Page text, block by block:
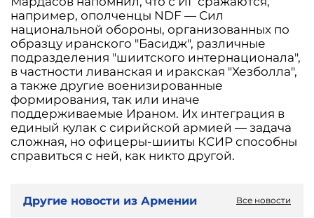
например, ополченцы NDF — Сил
национальной обороны, организованных по
образцу иранского "Басидж", различные
подразделения "шиитского интернационала",
в частности ливанская и иракская "Хезболла",
а также другие военизированные
формирования, так или иначе
поддерживаемые Ираном. Их интеграция в
единый кулак с сирийской армией — задача
сложная, но офицеры-шииты КСИР способны
справиться с ней, как никто другой.
Другие новости из Армении Все новости